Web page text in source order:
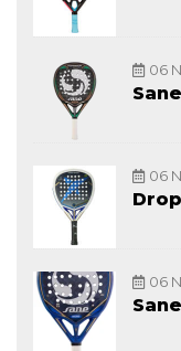
06
06
06